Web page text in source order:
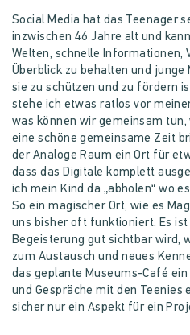
Social Media hat das Teenager
inzwischen 46 Jahre alt und
Welten, schnelle Informationen,
Überblick zu behalten und junge
sie zu schützen und zu fördern
stehe ich etwas ratlos vor
was können wir gemeinsam
eine schöne gemeinsame Zeit
der Analoge Raum ein Ort für
dass das Digitale komplett
ich mein Kind da „abholen“ wo
So ein magischer Ort, wie es
uns bisher oft funktioniert. Es ist
Begeisterung gut sichtbar wird,
zum Austausch und neues
das geplante Museums-Café ein
und Gespräche mit den Teenies
sicher nur ein Aspekt für ein